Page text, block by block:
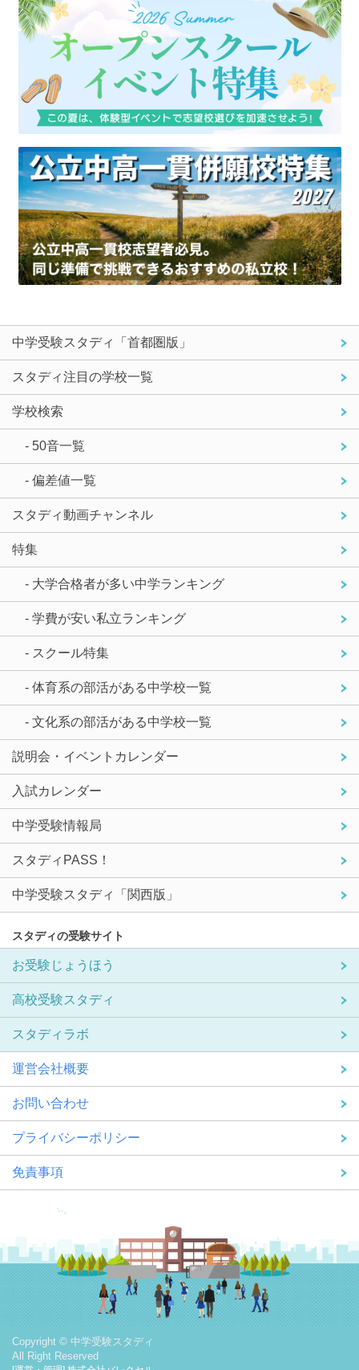
中学受験スタディ「首都圏版」
スタディ注目の学校一覧
学校検索
- 50音一覧
- 偏差値一覧
スタディ動画チャンネル
特集
- 大学合格者が多い中学ランキング
- 学費が安い私立ランキング
- スクール特集
- 体育系の部活がある中学校一覧
- 文化系の部活がある中学校一覧
説明会・イベントカレンダー
入試カレンダー
中学受験情報局
スタディPASS！
中学受験スタディ「関西版」
スタディの受験サイト
お受験じょうほう
高校受験スタディ
スタディラボ
運営会社概要
お問い合わせ
プライバシーポリシー
免責事項
Copyright © 中学受験スタディ
All Right Reserved